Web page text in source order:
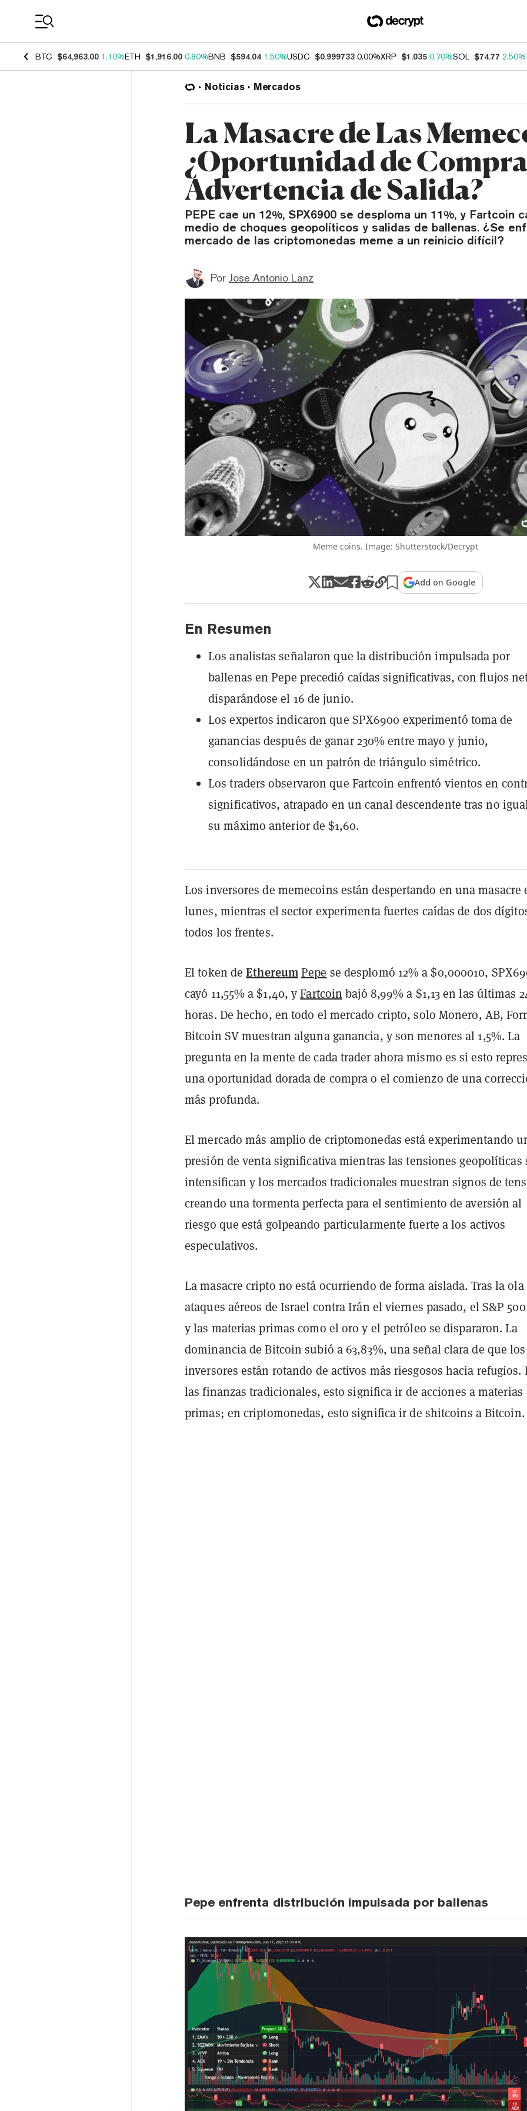
BTC $64,963.00 1.10%ETH $1,916.00 0.80%BNB $594.04 1.50%USDC $0.999733 0.00%XRP $1.035 0.70%SOL $74.77 2.50%
Noticias Mercados
La Masacre de Las
¿Oportunidad de
Advertencia de Salida?
PEPE cae un 12%, SPX6900 se desploma un 11%, y Fartcoin
medio de choques geopolíticos y salidas de ballenas. ¿Se
mercado de las criptomonedas meme a un reinicio difícil?
Por Jose Antonio Lanz
Meme coins. Image: Shutterstock/Decrypt
Add on Google
En Resumen
Los analistas señalaron que la distribución impulsada por
ballenas en Pepe precedió caídas significativas, con flujos
disparándose el 16 de junio.
Los expertos indicaron que SPX6900 experimentó toma de
ganancias después de ganar 230% entre mayo y junio,
consolidándose en un patrón de triángulo simétrico.
Los traders observaron que Fartcoin enfrentó vientos en
significativos, atrapado en un canal descendente tras no
su máximo anterior de $1,60.
Los inversores de memecoins están despertando en una masacre
lunes, mientras el sector experimenta fuertes caídas de dos
todos los frentes.
El token deEthereumPepe se desplomó 12% a $0,000010,
cayó 11,55% a $1,40, yFartcoin bajó 8,99% a $1,13 en las últimas
horas. De hecho, en todo el mercado cripto, solo Monero, AB,
Bitcoin SV muestran alguna ganancia, y son menores al 1,5%. La
pregunta en la mente de cada trader ahora mismo es si esto
una oportunidad dorada de compra o el comienzo de una
más profunda.
El mercado más amplio de criptomonedas está experimentando
presión de venta significativa mientras las tensiones geopolíticas
intensifican y los mercados tradicionales muestran signos de
creando una tormenta perfecta para el sentimiento de aversión al
riesgo que está golpeando particularmente fuerte a los activos
especulativos.
La masacre cripto no está ocurriendo de forma aislada. Tras la ola
ataques aéreos de Israel contra Irán el viernes pasado, el S&P
y las materias primas como el oro y el petróleo se dispararon. La
dominancia de Bitcoin subió a 63,83%, una señal clara de que los
inversores están rotando de activos más riesgosos hacia refugios.
las finanzas tradicionales, esto significa ir de acciones a materias
primas; en criptomonedas, esto significa ir de shitcoins a Bitcoin.
Pepe enfrenta distribución impulsada por ballenas